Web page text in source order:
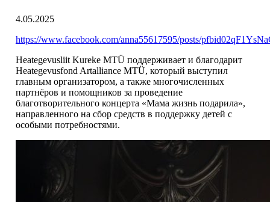
4.05.2025
https://www.facebook.com/anna55617595/posts/
Heategevusliit Kureke MTÜ поддерживает и благодарит
Heategevusfond Artalliance MTÜ, который выступил
главным организатором, а также многочисленных
партнёров и помощников за проведение
благотворительного концерта «Мама жизнь подарила»,
направленного на сбор средств в поддержку детей с
особыми потребностями.